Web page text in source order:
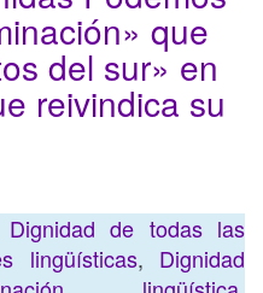
que
del sur» en
reivindica su
Dignidad de todas las
lingüísticas, Dignidad